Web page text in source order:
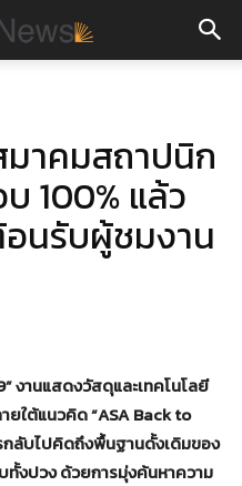
าคมสถาปนิก
100% แล้ว
นรับผู้ชมงาน
งานแสดงวัสดุและเทคโนโลยี
ใต้แนวคิด “ASA Back to
กลับไปคิดถึงพื้นฐานดั้งเดิมของ
งปวง ด้วยการมุ่งค้นหาความ